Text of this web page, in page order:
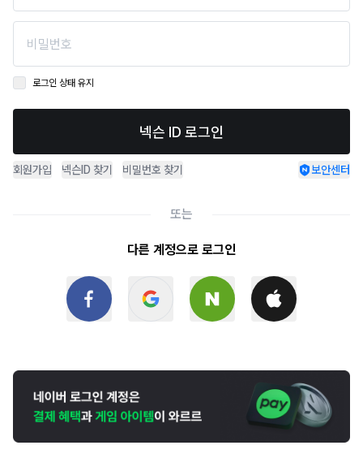
로그인 상태 유지
넥슨 ID 로그인
회원가입 넥슨ID 찾기 비밀번호 찾기 보안센터
또는
다른 계정으로 로그인